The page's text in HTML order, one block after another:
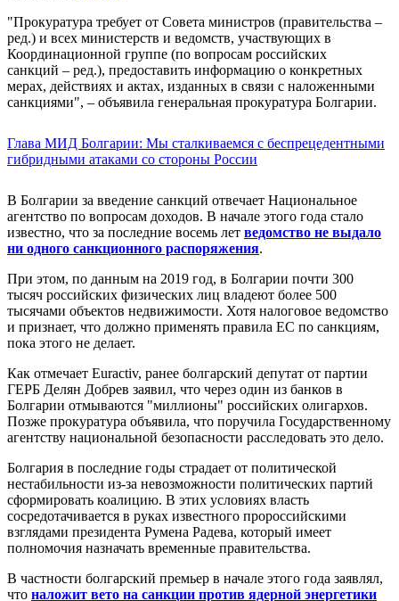
"Прокуратура требует от Совета министров (правительства –
ред.) и всех министерств и ведомств, участвующих в
Координационной группе (по вопросам российских
санкций – ред.), предоставить информацию о конкретных
мерах, действиях и актах, изданных в связи с наложенными
санкциями", – объявила генеральная прокуратура Болгарии.
Глава МИД Болгарии: Мы сталкиваемся с беспрецедентными
гибридными атаками со стороны России
В Болгарии за введение санкций отвечает Национальное
агентство по вопросам доходов. В начале этого года стало
известно, что за последние восемь лет ведомство не выдало
ни одного санкционного распоряжения.
При этом, по данным на 2019 год, в Болгарии почти 300
тысяч российских физических лиц владеют более 500
тысячами объектов недвижимости. Хотя налоговое ведомство
и признает, что должно применять правила ЕС по санкциям,
пока этого не делает.
Как отмечает Euractiv, ранее болгарский депутат от партии
ГЕРБ Делян Добрев заявил, что через один из банков в
Болгарии отмываются "миллионы" российских олигархов.
Позже прокуратура объявила, что поручила Государственному
агентству национальной безопасности расследовать это дело.
Болгария в последние годы страдает от политической
нестабильности из-за невозможности политических партий
сформировать коалицию. В этих условиях власть
сосредотачивается в руках известного пророссийскими
взглядами президента Румена Радева, который имеет
полномочия назначать временные правительства.
В частности болгарский премьер в начале этого года заявлял,
что наложит вето на санкции против ядерной энергетики